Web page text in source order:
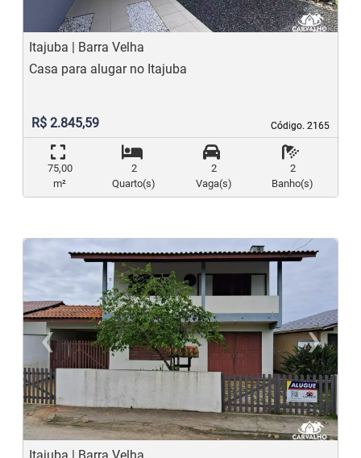
Itajuba | Barra Velha
Código. 2165
Código. 2165
Casa para alugar no Itajuba
R$ 2.845,59
75,00
m²
2
Quarto(s)
2
Vaga(s)
2
Banho(s)
‹
Previous
›